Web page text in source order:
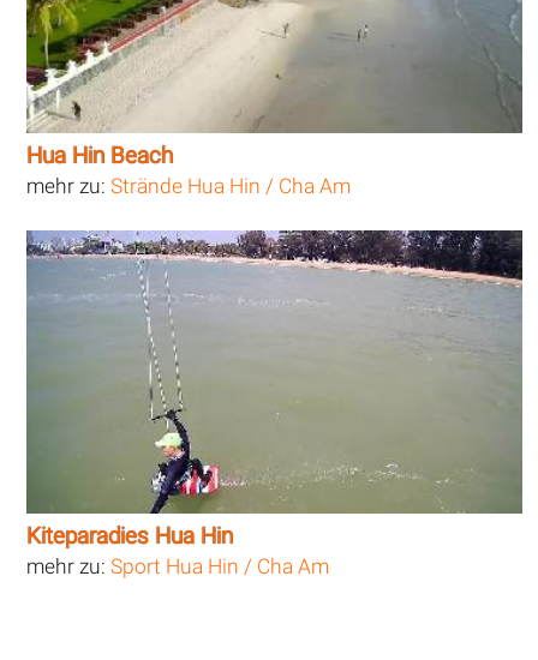
Hua Hin Beach
mehr zu:Strände Hua Hin / Cha Am
Kiteparadies Hua Hin
mehr zu:Sport Hua Hin / Cha Am